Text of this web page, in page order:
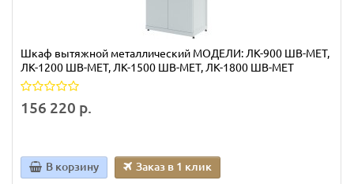
Шкаф вытяжной металлический МОДЕЛИ: ЛК-900 ШВ-МЕТ,
ЛК-1200 ШВ-МЕТ, ЛК-1500 ШВ-МЕТ, ЛК-1800 ШВ-МЕТ
156 220 р.
В корзину Заказ в 1 клик